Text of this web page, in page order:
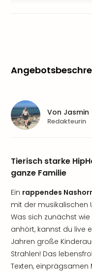
Tierisch starke
ganze Familie
Ein rappendes
mit der musikalischen
Was sich zunächst
anhört, kannst du live
Jahren große
Strahlen! Das
Texten,
Von Jasmin
Redakteurin